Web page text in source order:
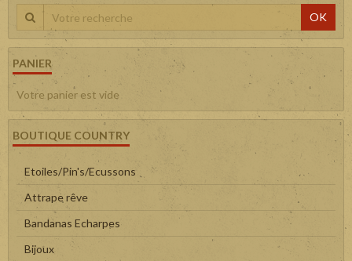
OK
PANIER
Votre panier est vide
BOUTIQUE COUNTRY
Etoiles/Pin's/Ecussons
Attrape rêve
Bandanas Echarpes
Bijoux